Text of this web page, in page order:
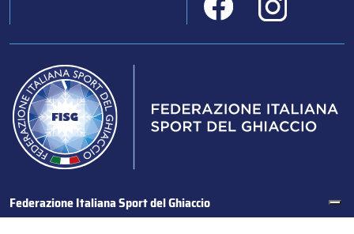
Federazione Italiana Sport del Ghiaccio
© 2024